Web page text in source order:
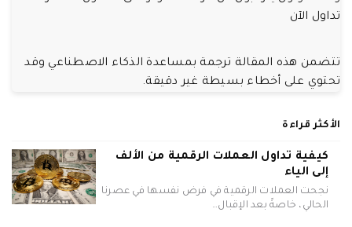
تداول الآن
تتضمن هذه المقالة ترجمة بمساعدة الذكاء الاصطناعي وقد
تحتوي على أخطاء بسيطة غير دقيقة.
الأكثر قراءة
كيفية تداول العملات الرقمية من الألف
إلى الياء
نجحت العملات الرقمية في فرض نفسها في عصرنا
الحالي، خاصةً بعد الإقبال…